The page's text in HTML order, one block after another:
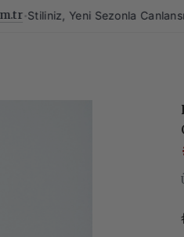
Yeni Sezonla Canlansın!• Yeni